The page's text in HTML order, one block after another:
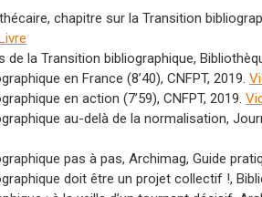
chapitre sur la Transition
de la Transition bibliographique,
en France (8’40), CNFPT, 2019.
en action (7’59), CNFPT, 2019.
au-delà de la normalisation,
pas à pas, Archimag, Guide
doit être un projet collectif !,